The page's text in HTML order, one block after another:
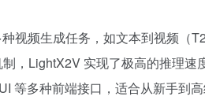
视频生成任务，如文本到视频（
，LightX2V 实现了极高的推理速
等多种前端接口，适合从新手到